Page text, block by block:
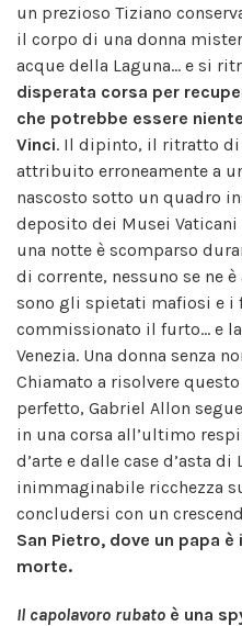
un prezioso Tiziano
il corpo di una donna
acque della Laguna... e si
disperata corsa per
che potrebbe essere
Vinci. Il dipinto, il ritratto
attribuito erroneamente a
nascosto sotto un quadro
deposito dei Musei
una notte è scomparso
di corrente, nessuno se ne
sono gli spietati mafiosi e i
commissionato il furto... e
Venezia. Una donna senza
Chiamato a risolvere
perfetto, Gabriel Allon
in una corsa all’ultimo
d’arte e dalle case d’asta di
inimmaginabile ricchezza
concludersi con un
San Pietro, dove un papa
morte.
Il capolavoro rubato è una